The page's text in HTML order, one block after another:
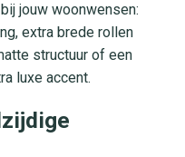
jouw woonwensen:
extra brede rollen
structuur of een
luxe accent.